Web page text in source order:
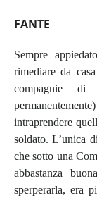
FANTE
Sempre
rimediare da
compagnie
intraprendere
soldato. L’unica
che sotto una
abbastanza
sperperarla, era